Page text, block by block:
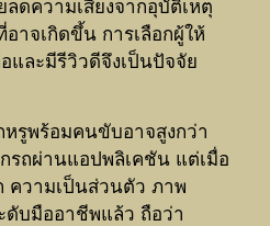
ดความเสี่ยงจากอุบัติเหตุ
าจเกิดขึ้น การเลือกผู้ให้
และมีรีวิวดีจึงเป็นปัจจัย
หรูพร้อมคนขับอาจสูงกว่า
รถผ่านแอปพลิเคชัน แต่เมื่อ
ความเป็นส่วนตัว ภาพ
ดับมืออาชีพแล้ว ถือว่า